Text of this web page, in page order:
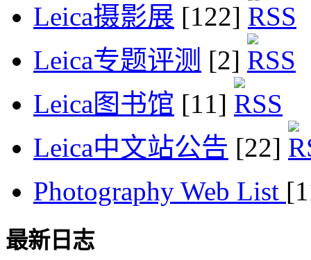
Leica摄影展 [122]
Leica专题评测 [2]
Leica图书馆 [11]
Leica中文站公告 [22]
Photography Web List
最新日志